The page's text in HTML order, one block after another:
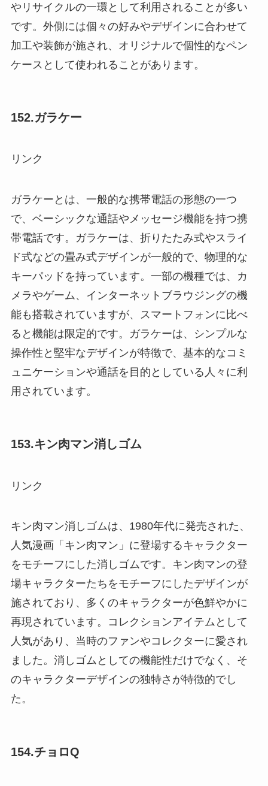
やリサイクルの一環として利用されることが多い
です。外側には個々の好みやデザインに合わせて
加工や装飾が施され、オリジナルで個性的なペン
ケースとして使われることがあります。
152.ガラケー
リンク
ガラケーとは、一般的な携帯電話の形態の一つ
で、ベーシックな通話やメッセージ機能を持つ携
帯電話です。ガラケーは、折りたたみ式やスライ
ド式などの畳み式デザインが一般的で、物理的な
キーパッドを持っています。一部の機種では、カ
メラやゲーム、インターネットブラウジングの機
能も搭載されていますが、スマートフォンに比べ
ると機能は限定的です。ガラケーは、シンプルな
操作性と堅牢なデザインが特徴で、基本的なコミ
ュニケーションや通話を目的としている人々に利
用されています。
153.キン肉マン消しゴム
リンク
キン肉マン消しゴムは、1980年代に発売された、
人気漫画「キン肉マン」に登場するキャラクター
をモチーフにした消しゴムです。キン肉マンの登
場キャラクターたちをモチーフにしたデザインが
施されており、多くのキャラクターが色鮮やかに
再現されています。コレクションアイテムとして
人気があり、当時のファンやコレクターに愛され
ました。消しゴムとしての機能性だけでなく、そ
のキャラクターデザインの独特さが特徴的でし
た。
154.チョロQ